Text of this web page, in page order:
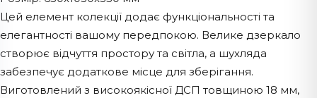
Цей елемент колекції додає функціональності та
елегантності вашому передпокою. Велике дзеркало
створює відчуття простору та світла, а шухляда
забезпечує додаткове місце для зберігання.
Виготовлений з високоякісної ДСП товщиною 18 мм,